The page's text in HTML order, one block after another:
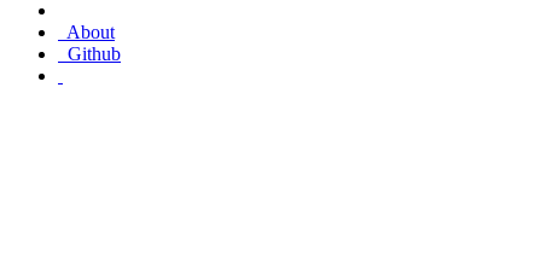
About
Github